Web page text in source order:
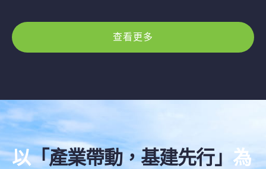
查看更多
以「產業帶動，基建先行」 為